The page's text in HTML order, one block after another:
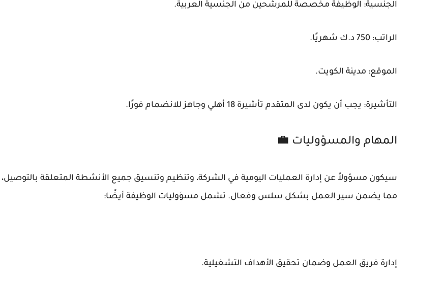
الجنسية: الوظيفة مخصصة للمرشحين من الجنسية العربية.
الراتب: 750 د.ك شهريًا.
الموقع: مدينة الكويت.
التأشيرة: يجب أن يكون لدى المتقدم تأشيرة 18 أهلي وجاهز للانضمام فورًا.
المهام والمسؤوليات 💼
سيكون مسؤولاً عن إدارة العمليات اليومية في الشركة، وتنظيم وتنسيق جميع الأنشطة المتعلقة بالتوصيل،
مما يضمن سير العمل بشكل سلس وفعال. تشمل مسؤوليات الوظيفة أيضًا:
إدارة فريق العمل وضمان تحقيق الأهداف التشغيلية.